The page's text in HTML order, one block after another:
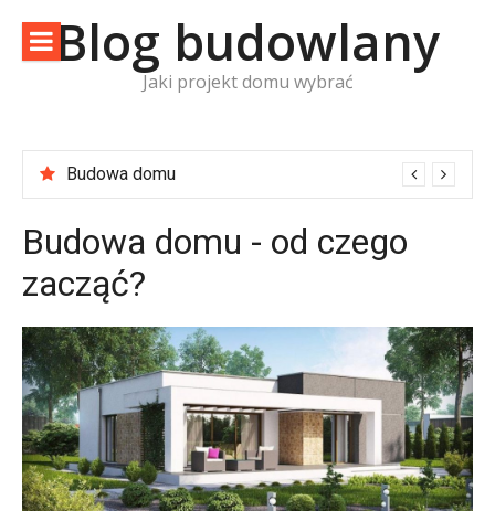
contentBlog budowlany
Jaki projekt domu wybrać
Budowa domu
Budowa domu - od czego
zacząć?